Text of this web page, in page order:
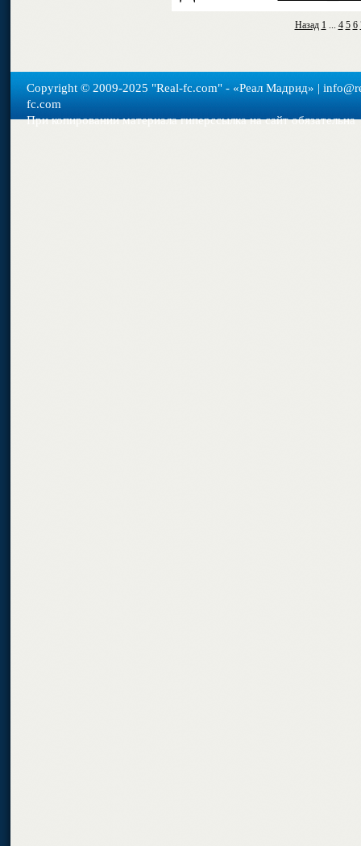
Назад 1 ... 4 5 6
Copyright © 2009-2025 "Real-fс.com" - «Реал Мадрид» |
fc.com
При копировании материала гиперссылка на сайт обязательна